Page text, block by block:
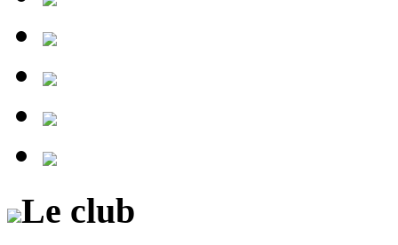
Le club